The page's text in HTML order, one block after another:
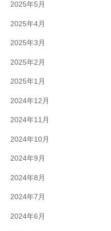
2025年5月
2025年4月
2025年3月
2025年2月
2025年1月
2024年12月
2024年11月
2024年10月
2024年9月
2024年8月
2024年7月
2024年6月